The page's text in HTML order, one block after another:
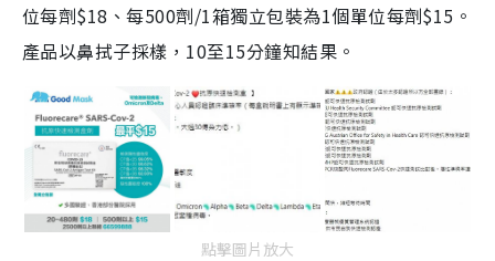
位每劑$18、每500劑/1箱獨立包裝為1個單位每劑$15。
產品以鼻拭子採樣，10至15分鐘知結果。
點擊圖片放大